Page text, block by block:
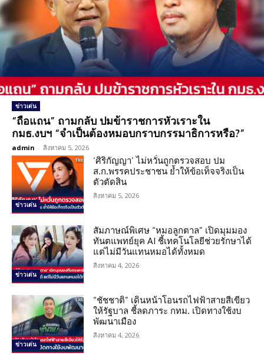
ข่าวเด่น
“ถือแถน” ถามกลับ ปมข้าราชการหัวเราะใน
กมธ.งบฯ “จำเป็นต้องหมอบกราบกรรมาธิการหรือ?”
admin - สิงหาคม 5, 2026
ข่าวเด่น
‘ศิริกัญญา’ ไม่หวั่นถูกตรวจสอบ ปม
ส.ก.พรรคประชาชน ย้ำให้ข้อเท็จจริงเป็น
ตัวตัดสิน
สิงหาคม 5, 2026
ข่าวเด่น
สัมภาษณ์พิเศษ “หมอลูกตาล” เปิดมุมมอง
ทันตแพทย์ยุค AI ชี้เทคโนโลยีช่วยรักษาได้
แต่ไม่มีวันแทนหมอได้ทั้งหมด
สิงหาคม 4, 2026
ข่าวเด่น
“ชัชชาติ” เดินหน้าโอนรถไฟฟ้าสายสีเขียว
ให้รัฐบาล ชี้ลดภาระ กทม. เปิดทางใช้งบ
พัฒนาเมือง
สิงหาคม 4, 2026